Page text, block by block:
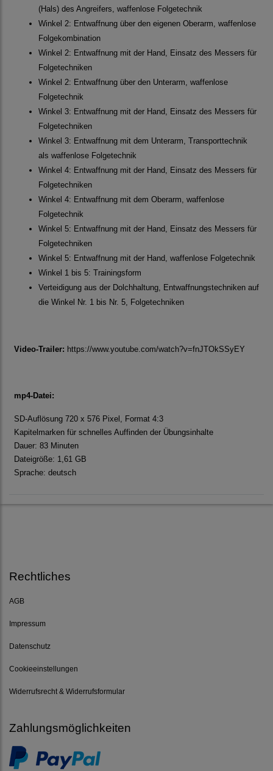
(Hals) des Angreifers, waffenlose Folgetechnik
Winkel 2: Entwaffnung über den eigenen Oberarm, waffenlose
Folgekombination
Winkel 2: Entwaffnung mit der Hand, Einsatz des Messers für
Folgetechniken
Winkel 2: Entwaffnung über den Unterarm, waffenlose
Folgetechnik
Winkel 3: Entwaffnung mit der Hand, Einsatz des Messers für
Folgetechniken
Winkel 3: Entwaffnung mit dem Unterarm, Transporttechnik
als waffenlose Folgetechnik
Winkel 4: Entwaffnung mit der Hand, Einsatz des Messers für
Folgetechniken
Winkel 4: Entwaffnung mit dem Oberarm, waffenlose
Folgetechnik
Winkel 5: Entwaffnung mit der Hand, Einsatz des Messers für
Folgetechniken
Winkel 5: Entwaffnung mit der Hand, waffenlose Folgetechnik
Winkel 1 bis 5: Trainingsform
Verteidigung aus der Dolchhaltung, Entwaffnungstechniken auf
die Winkel Nr. 1 bis Nr. 5, Folgetechniken
Video-Trailer: https://www.youtube.com/watch?v=fnJTOkSSyEY
mp4-Datei:
SD-Auflösung 720 x 576 Pixel, Format 4:3
Kapitelmarken für schnelles Auffinden der Übungsinhalte
Dauer: 83 Minuten
Dateigröße: 1,61 GB
Sprache: deutsch
Rechtliches
AGB
Impressum
Datenschutz
Cookieeinstellungen
Widerrufsrecht & Widerrufsformular
Zahlungsmöglichkeiten